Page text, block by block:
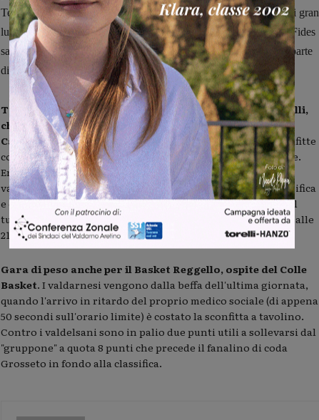
Team 90 schiera il peggior attacco e la peggior difesa (entrambi di gran
lunga) e fin qui ha subìto scarti medi superiori ai 30 punti. Per la Fides
sarà obbligatorio vincere per ripartire al meglio verso la seconda parte
di stagione.
Trasferta da non sottovalutare per la Polisportiva Galli,
chiamata alla trasferta sul campo della Pallacanestro
Campi Bisenzio, squadra assetata di riscatto dopo tre sconfitte
consecutive e una sola vittoria nelle ultime cinque giornate.
Entrambe restano in corsa per un posto nei playoff, con i
valdarnesi di coach Vadi avvantaggiati di due punti in classifica
e ora determinati a dare continuità al prezioso successo del
turno scorso contro il Firenze 2. Si gioca sabato 16 gennaio alle
21.
Gara di peso anche per il Basket Reggello, ospite del Colle
Basket. I valdarnesi vengono dalla beffa dell'ultima giornata,
quando l'arrivo in ritardo del proprio medico sociale (di appena
50 secondi sull'orario limite) è costato la sconfitta a tavolino.
Contro i valdelsani sono in palio due punti utili a sollevarsi dal
"gruppone" a quota 8 punti che precede il fanalino di coda
Grosseto in fondo alla classifica.